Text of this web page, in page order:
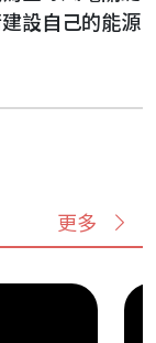
設自己的能源
更多